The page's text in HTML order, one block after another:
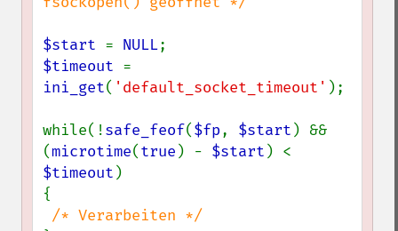
$start = NULL
$timeout
ini_get( 'default_socket_timeout' );
while(!safe_feof($fp, $start ) &&
(microtime(true ) - $start
$timeout )
{